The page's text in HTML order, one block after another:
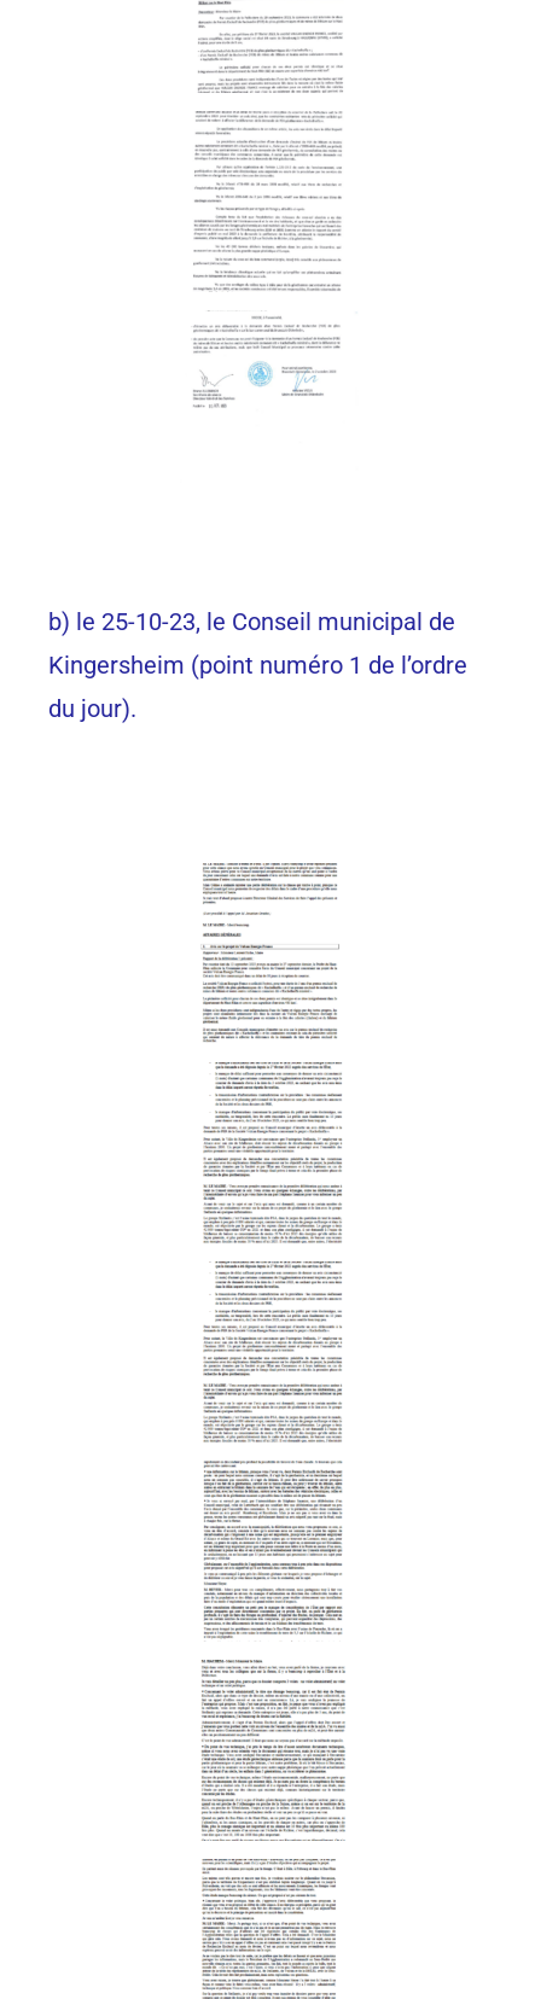
b) le 25-10-23, le Conseil municipal de
Kingersheim (point numéro 1 de l’ordre
du jour).